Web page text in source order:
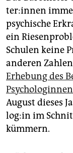
te­r:in­nen
psychische
ein
Schulen keine
anderen
Erhebung des
August dieses
lo­g:in im
kümmern.